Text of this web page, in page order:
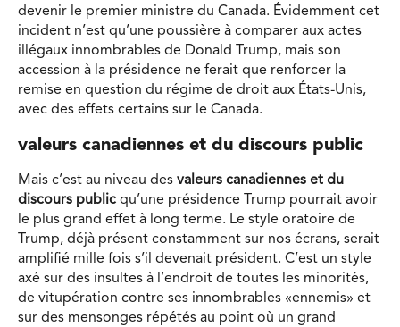
devenir le premier ministre du Canada. Évidemment cet
incident n’est qu’une poussière à comparer aux actes
illégaux innombrables de Donald Trump, mais son
accession à la présidence ne ferait que renforcer la
remise en question du régime de droit aux États-Unis,
avec des effets certains sur le Canada.
valeurs canadiennes et du discours public
Mais c’est au niveau des valeurs canadiennes et du
discours public qu’une présidence Trump pourrait avoir
le plus grand effet à long terme. Le style oratoire de
Trump, déjà présent constamment sur nos écrans, serait
amplifié mille fois s’il devenait président. C’est un style
axé sur des insultes à l’endroit de toutes les minorités,
de vitupération contre ses innombrables «ennemis» et
sur des mensonges répétés au point où un grand